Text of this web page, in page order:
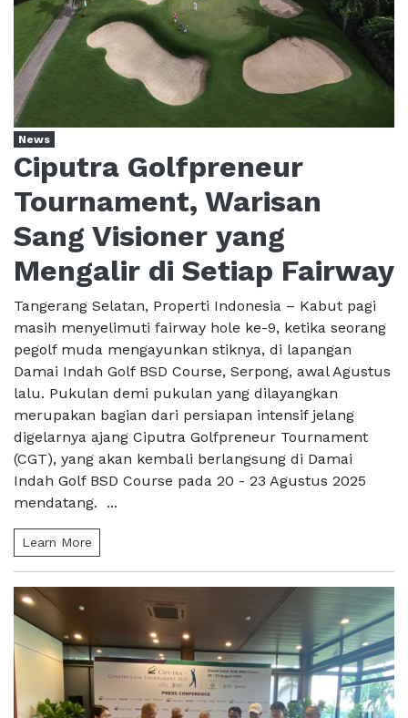
News
Ciputra Golfpreneur
Tournament, Warisan
Sang Visioner yang
Mengalir di Setiap Fairway
Tangerang Selatan, Properti Indonesia – Kabut pagi
masih menyelimuti fairway hole ke-9, ketika seorang
pegolf muda mengayunkan stiknya, di lapangan
Damai Indah Golf BSD Course, Serpong, awal Agustus
lalu. Pukulan demi pukulan yang dilayangkan
merupakan bagian dari persiapan intensif jelang
digelarnya ajang Ciputra Golfpreneur Tournament
(CGT), yang akan kembali berlangsung di Damai
Indah Golf BSD Course pada 20 - 23 Agustus 2025
mendatang. ...
Learn More